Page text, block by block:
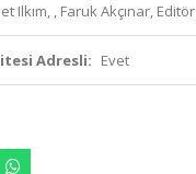
Ilkım, , Faruk Akçınar, Editör
Adresli: Evet